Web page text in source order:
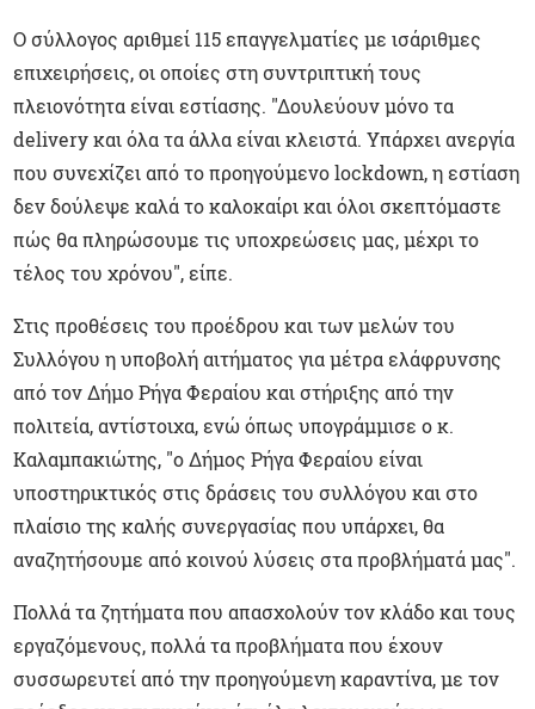
Ο σύλλογος αριθμεί 115 επαγγελματίες με ισάριθμες
επιχειρήσεις, οι οποίες στη συντριπτική τους
πλειονότητα είναι εστίασης. "Δουλεύουν μόνο τα
delivery και όλα τα άλλα είναι κλειστά. Υπάρχει ανεργία
που συνεχίζει από το προηγούμενο lockdown, η εστίαση
δεν δούλεψε καλά το καλοκαίρι και όλοι σκεπτόμαστε
πώς θα πληρώσουμε τις υποχρεώσεις μας, μέχρι το
τέλος του χρόνου", είπε.
Στις προθέσεις του προέδρου και των μελών του
Συλλόγου η υποβολή αιτήματος για μέτρα ελάφρυνσης
από τον Δήμο Ρήγα Φεραίου και στήριξης από την
πολιτεία, αντίστοιχα, ενώ όπως υπογράμμισε ο κ.
Καλαμπακιώτης, "ο Δήμος Ρήγα Φεραίου είναι
υποστηρικτικός στις δράσεις του συλλόγου και στο
πλαίσιο της καλής συνεργασίας που υπάρχει, θα
αναζητήσουμε από κοινού λύσεις στα προβλήματά μας".
Πολλά τα ζητήματα που απασχολούν τον κλάδο και τους
εργαζόμενους, πολλά τα προβλήματα που έχουν
συσσωρευτεί από την προηγούμενη καραντίνα, με τον